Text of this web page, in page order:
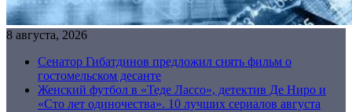
8 августа, 2026
Сенатор Гибатдинов предложил снять фильм о
гостомельском десанте
Женский футбол в «Теде Лассо», детектив Де Ниро и
«Сто лет одиночества». 10 лучших сериалов августа